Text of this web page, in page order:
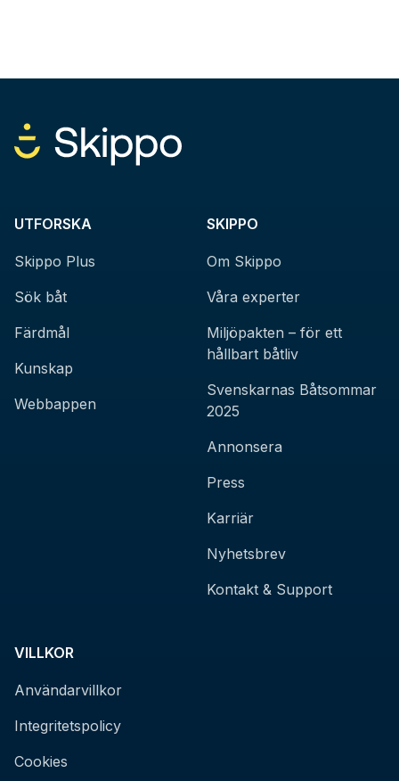
UTFORSKA
Skippo Plus
Sök båt
Färdmål
Kunskap
Webbappen
SKIPPO
Om Skippo
Våra experter
Miljöpakten – för ett
hållbart båtliv
Svenskarnas Båtsommar
2025
Annonsera
Press
Karriär
Nyhetsbrev
Kontakt & Support
VILLKOR
Användarvillkor
Integritetspolicy
Cookies